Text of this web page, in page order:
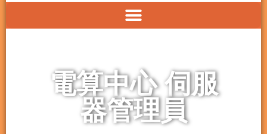
電算中心 伺服
器管理員